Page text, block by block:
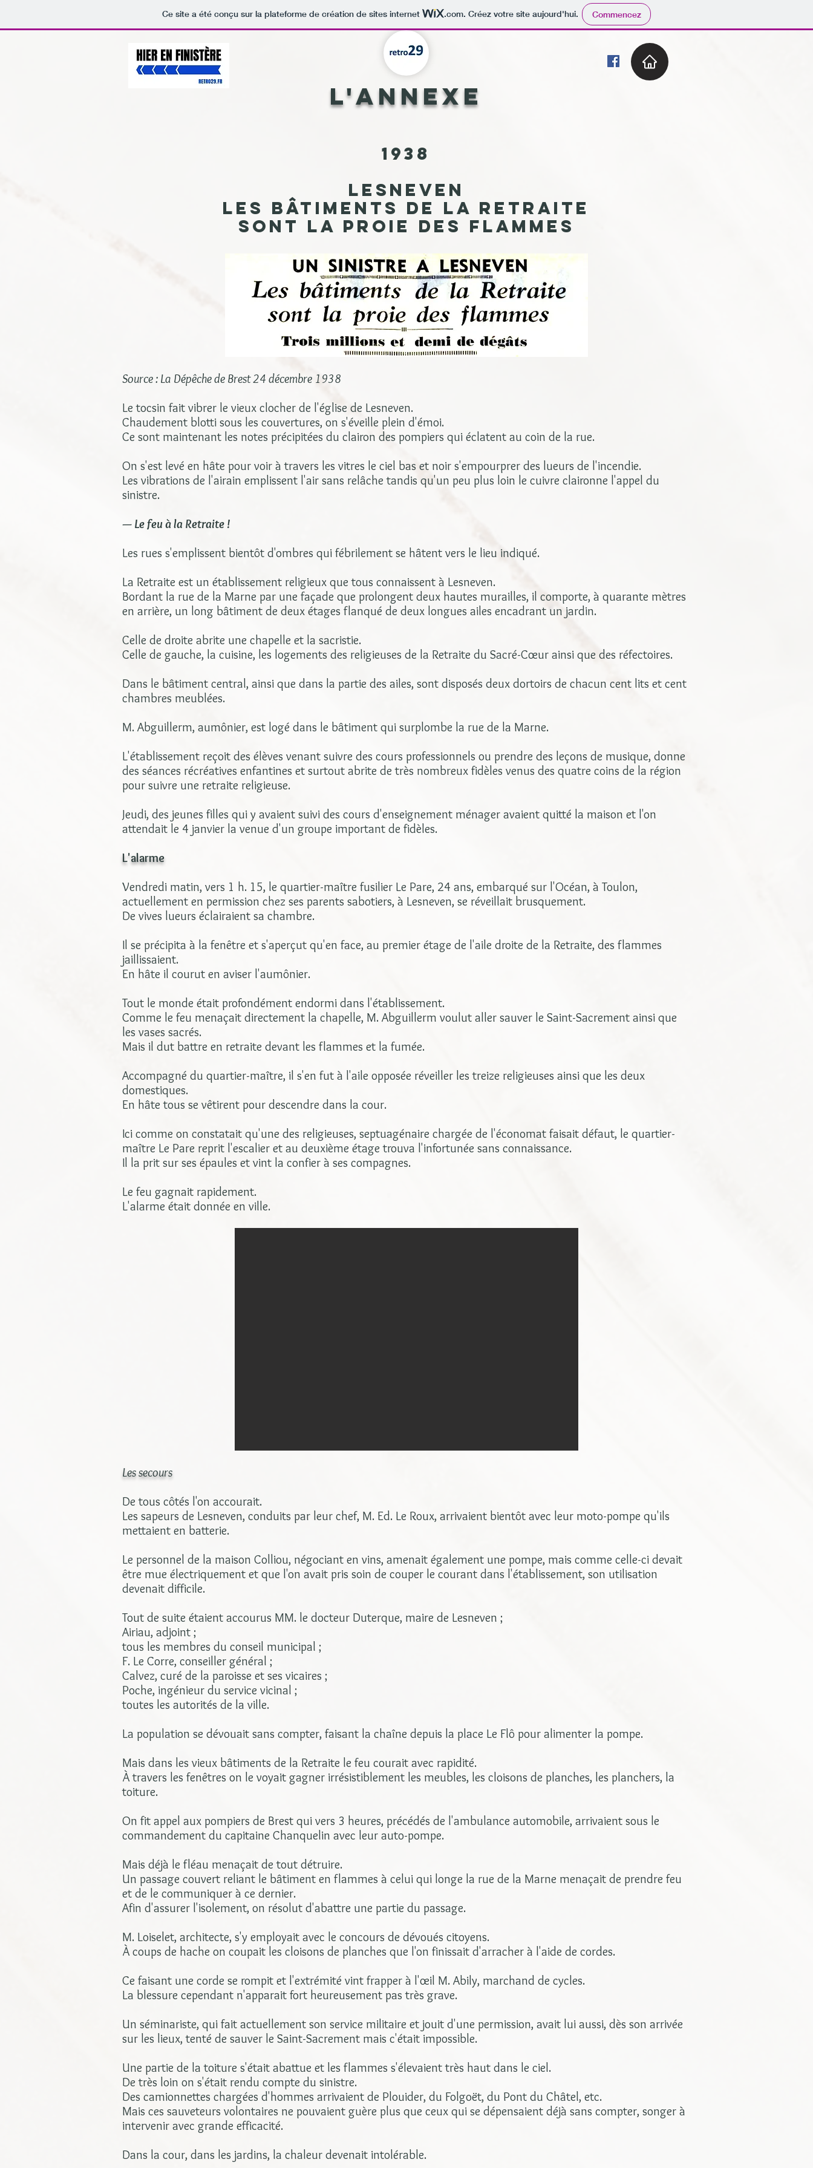
Ce site a été conçu sur la plateforme de création de sites internet .com. Créez votre site aujourd'hui. Commencez
L'annexe
1938
Lesneven
Les bâtiments de la Retraite
sont la proie des flammes
Source : La Dépêche de Brest 24 décembre 1938
Le tocsin fait vibrer le vieux clocher de l'église de Lesneven.
Chaudement blotti sous les couvertures, on s'éveille plein d'émoi.
Ce sont maintenant les notes précipitées du clairon des pompiers qui éclatent au coin de la rue.
On s'est levé en hâte pour voir à travers les vitres le ciel bas et noir s'empourprer des lueurs de l'incendie.
Les vibrations de l'airain emplissent l'air sans relâche tandis qu'un peu plus loin le cuivre claironne l'appel du
sinistre.
— Le feu à la Retraite !
Les rues s'emplissent bientôt d'ombres qui fébrilement se hâtent vers le lieu indiqué.
La Retraite est un établissement religieux que tous connaissent à Lesneven.
Bordant la rue de la Marne par une façade que prolongent deux hautes murailles, il comporte, à quarante mètres
en arrière, un long bâtiment de deux étages flanqué de deux longues ailes encadrant un jardin.
Celle de droite abrite une chapelle et la sacristie.
Celle de gauche, la cuisine, les logements des religieuses de la Retraite du Sacré-Cœur ainsi que des réfectoires.
Dans le bâtiment central, ainsi que dans la partie des ailes, sont disposés deux dortoirs de chacun cent lits et cent
chambres meublées.
M. Abguillerm, aumônier, est logé dans le bâtiment qui surplombe la rue de la Marne.
L'établissement reçoit des élèves venant suivre des cours professionnels ou prendre des leçons de musique, donne
des séances récréatives enfantines et surtout abrite de très nombreux fidèles venus des quatre coins de la région
pour suivre une retraite religieuse.
Jeudi, des jeunes filles qui y avaient suivi des cours d'enseignement ménager avaient quitté la maison et l'on
attendait le 4 janvier la venue d'un groupe important de fidèles.
L'alarme
Vendredi matin, vers 1 h. 15, le quartier-maître fusilier Le Pare, 24 ans, embarqué sur l'Océan, à Toulon,
actuellement en permission chez ses parents sabotiers, à Lesneven, se réveillait brusquement.
De vives lueurs éclairaient sa chambre.
Il se précipita à la fenêtre et s'aperçut qu'en face, au premier étage de l'aile droite de la Retraite, des flammes
jaillissaient.
En hâte il courut en aviser l'aumônier.
Tout le monde était profondément endormi dans l'établissement.
Comme le feu menaçait directement la chapelle, M. Abguillerm voulut aller sauver le Saint-Sacrement ainsi que
les vases sacrés.
Mais il dut battre en retraite devant les flammes et la fumée.
Accompagné du quartier-maître, il s'en fut à l'aile opposée réveiller les treize religieuses ainsi que les deux
domestiques.
En hâte tous se vêtirent pour descendre dans la cour.
Ici comme on constatait qu'une des religieuses, septuagénaire chargée de l'économat faisait défaut, le quartier-
maître Le Pare reprit l'escalier et au deuxième étage trouva l'infortunée sans connaissance.
Il la prit sur ses épaules et vint la confier à ses compagnes.
Le feu gagnait rapidement.
L'alarme était donnée en ville.
Les secours
De tous côtés l'on accourait.
Les sapeurs de Lesneven, conduits par leur chef, M. Ed. Le Roux, arrivaient bientôt avec leur moto-pompe qu'ils
mettaient en batterie.
Le personnel de la maison Colliou, négociant en vins, amenait également une pompe, mais comme celle-ci devait
être mue électriquement et que l'on avait pris soin de couper le courant dans l'établissement, son utilisation
devenait difficile.
Tout de suite étaient accourus MM. le docteur Duterque, maire de Lesneven ;
Airiau, adjoint ;
tous les membres du conseil municipal ;
F. Le Corre, conseiller général ;
Calvez, curé de la paroisse et ses vicaires ;
Poche, ingénieur du service vicinal ;
toutes les autorités de la ville.
La population se dévouait sans compter, faisant la chaîne depuis la place Le Flô pour alimenter la pompe.
Mais dans les vieux bâtiments de la Retraite le feu courait avec rapidité.
À travers les fenêtres on le voyait gagner irrésistiblement les meubles, les cloisons de planches, les planchers, la
toiture.
On fit appel aux pompiers de Brest qui vers 3 heures, précédés de l'ambulance automobile, arrivaient sous le
commandement du capitaine Chanquelin avec leur auto-pompe.
Mais déjà le fléau menaçait de tout détruire.
Un passage couvert reliant le bâtiment en flammes à celui qui longe la rue de la Marne menaçait de prendre feu
et de le communiquer à ce dernier.
Afin d'assurer l'isolement, on résolut d'abattre une partie du passage.
M. Loiselet, architecte, s'y employait avec le concours de dévoués citoyens.
À coups de hache on coupait les cloisons de planches que l'on finissait d'arracher à l'aide de cordes.
Ce faisant une corde se rompit et l'extrémité vint frapper à l'œil M. Abily, marchand de cycles.
La blessure cependant n'apparait fort heureusement pas très grave.
Un séminariste, qui fait actuellement son service militaire et jouit d'une permission, avait lui aussi, dès son arrivée
sur les lieux, tenté de sauver le Saint-Sacrement mais c'était impossible.
Une partie de la toiture s'était abattue et les flammes s'élevaient très haut dans le ciel.
De très loin on s'était rendu compte du sinistre.
Des camionnettes chargées d'hommes arrivaient de Plouider, du Folgoët, du Pont du Châtel, etc.
Mais ces sauveteurs volontaires ne pouvaient guère plus que ceux qui se dépensaient déjà sans compter, songer à
intervenir avec grande efficacité.
Dans la cour, dans les jardins, la chaleur devenait intolérable.